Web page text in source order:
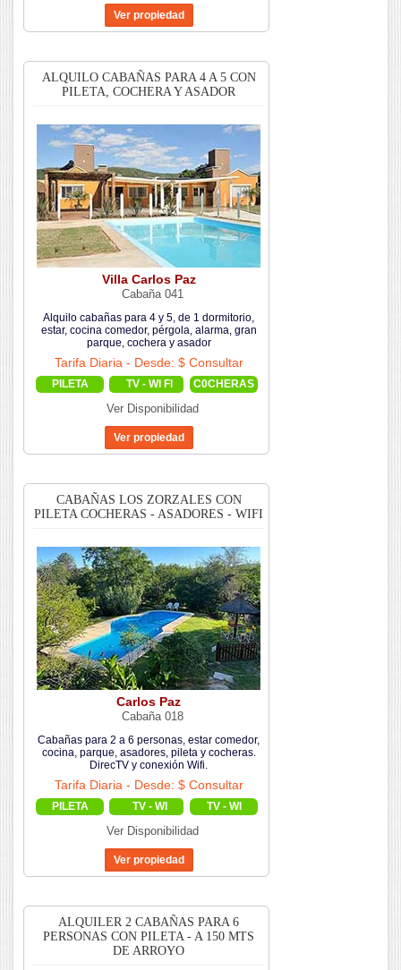
ALQUILO CABAÑAS PARA 4 A 5 CON
PILETA, COCHERA Y ASADOR
Villa Carlos Paz
Cabaña 041
Alquilo cabañas para 4 y 5, de 1 dormitorio,
estar, cocina comedor, pérgola, alarma, gran
parque, cochera y asador
Tarifa Diaria - Desde: $ Consultar
PILETA TV - WI FI C0CHERAS
Ver Disponibilidad
CABAÑAS LOS ZORZALES CON
PILETA COCHERAS - ASADORES - WIFI
Carlos Paz
Cabaña 018
Cabañas para 2 a 6 personas, estar comedor,
cocina, parque, asadores, pileta y cocheras.
DirecTV y conexión Wifi.
Tarifa Diaria - Desde: $ Consultar
PILETA TV - WI TV - WI
Ver Disponibilidad
ALQUILER 2 CABAÑAS PARA 6
PERSONAS CON PILETA - A 150 MTS
DE ARROYO